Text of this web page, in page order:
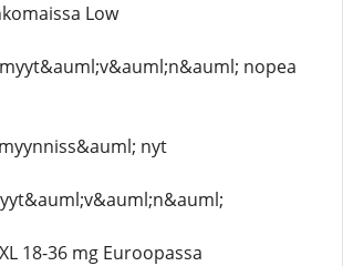
Low
nopea
nyt
18-36 mg Euroopassa